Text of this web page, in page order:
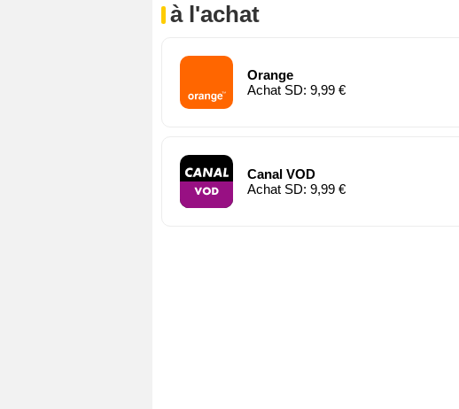
à l'achat
Orange
Achat SD: 9,99 €
Canal VOD
Achat SD: 9,99 €